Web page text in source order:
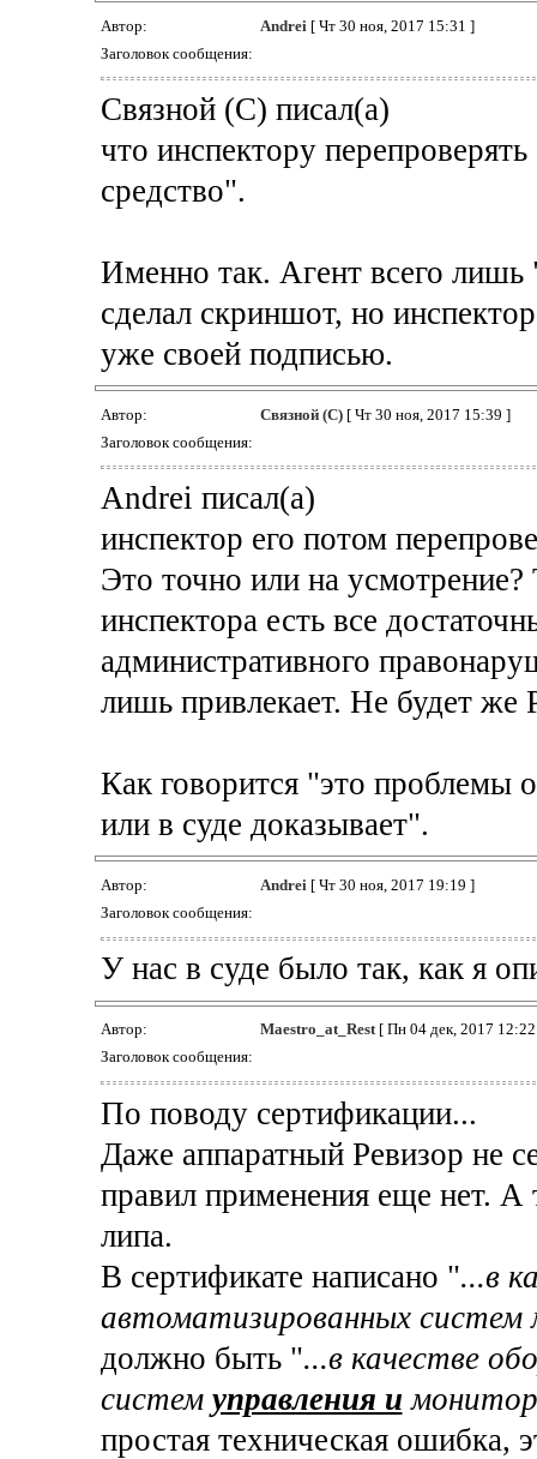
Автор: Andrei [ Чт 30 ноя, 2017 15:31 ]
Заголовок сообщения:
Связной (С) писал(а)
что инспектору
средство".
Именно так. Агент всего лишь
сделал скриншот, но
уже своей подписью.
Автор: Связной (С)[ Чт 30 ноя, 2017 15:39 ]
Заголовок сообщения:
Andrei писал(а)
инспектор его потом
Это точно или на усмотрение?
инспектора есть все
административного
лишь привлекает. Не будет
Как говорится "это проблемы
или в суде доказывает".
Автор: Andrei[ Чт 30 ноя, 2017 19:19 ]
Заголовок сообщения:
У нас в суде было так, как я
Автор: Maestro_at_Rest[ Пн 04 дек, 2017
Заголовок сообщения:
По поводу сертификации...
Даже аппаратный Ревизор не
правил применения еще нет. А
липа.
В сертификате написано "...в
автоматизированных систем
должно быть "...в качестве
систем управления и
простая техническая ошибка,